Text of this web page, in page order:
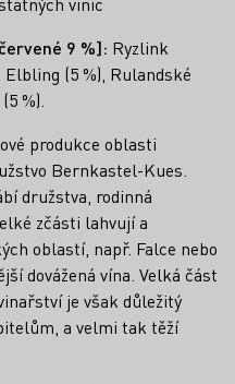
9 %]: Ryzlink
(5 %), Rulandské
%).
produkce oblasti
Bernkastel-Kues.
družstva, rodinná
zčásti lahvují a
oblastí, např. Falce nebo
dovážená vína. Velká část
je však důležitý
a velmi tak těží